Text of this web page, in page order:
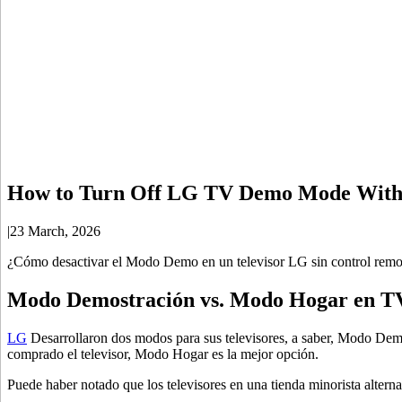
How to Turn Off LG TV Demo Mode
|23 March, 2026
¿Cómo desactivar el Modo Demo en un televisor LG sin control
Modo Demostración vs. Modo Hogar en
LG Desarrollaron dos modos para sus televisores, a saber, Modo
comprado el televisor, Modo Hogar es la mejor opción.
Puede haber notado que los televisores en una tienda minorista